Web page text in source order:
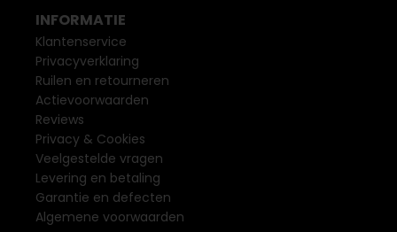
INFORMATIE
Klantenservice
Privacyverklaring
Ruilen en retourneren
Actievoorwaarden
Reviews
Privacy & Cookies
Veelgestelde vragen
Levering en betaling
Garantie en defecten
Algemene voorwaarden